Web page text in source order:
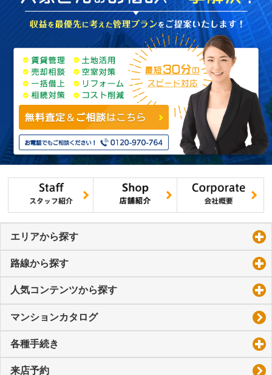
エリアから探す
路線から探す
人気コンテンツから探す
マンションカタログ
各種手続き
来店予約